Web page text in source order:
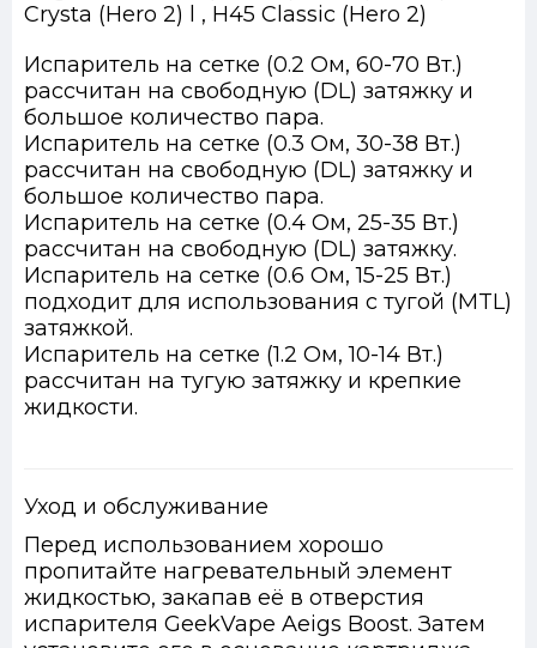
Crysta (Hero 2) l , H45 Classic (Hero 2)
Испаритель на сетке (0.2 Ом, 60-70 Вт.)
рассчитан на свободную (DL) затяжку и
большое количество пара.
Испаритель на сетке (0.3 Ом, 30-38 Вт.)
рассчитан на свободную (DL) затяжку и
большое количество пара.
Испаритель на сетке (0.4 Ом, 25-35 Вт.)
рассчитан на свободную (DL) затяжку.
Испаритель на сетке (0.6 Ом, 15-25 Вт.)
подходит для использования с тугой (MTL)
затяжкой.
Испаритель на сетке (1.2 Ом, 10-14 Вт.)
рассчитан на тугую затяжку и крепкие
жидкости.
Уход и обслуживание
Перед использованием хорошо
пропитайте нагревательный элемент
жидкостью, закапав её в отверстия
испарителя GeekVape Aeigs Boost. Затем